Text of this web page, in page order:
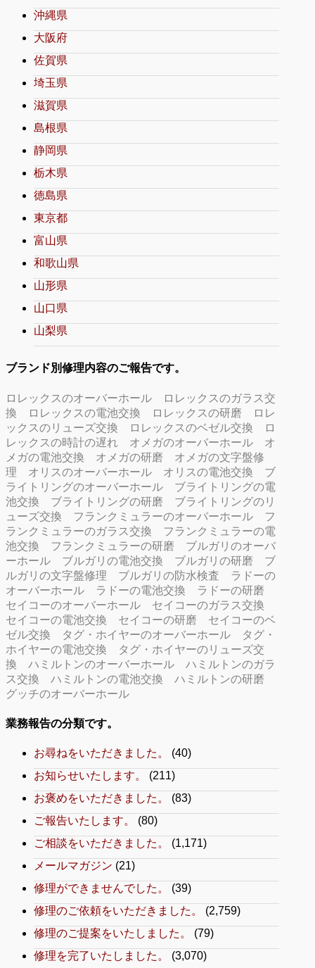
沖縄県
大阪府
佐賀県
埼玉県
滋賀県
島根県
静岡県
栃木県
徳島県
東京都
富山県
和歌山県
山形県
山口県
山梨県
ブランド別修理内容のご報告です。
ロレックスのオーバーホール
ロレックスのガラス交
換
ロレックスの電池交換 ロレックスの研磨
ロレ
ックスのリューズ交換
ロレックスのベゼル交換
ロ
レックスの時計の遅れ
オメガのオーバーホール
オ
メガの電池交換
オメガの研磨
オメガの文字盤修
理
オリスのオーバーホール オリスの電池交換
ブ
ライトリングのオーバーホール
ブライトリングの電
池交換
ブライトリングの研磨
ブライトリングのリ
ューズ交換
フランクミュラーのオーバーホール
フ
ランクミュラーのガラス交換
フランクミュラーの電
池交換
フランクミュラーの研磨
ブルガリのオーバ
ーホール
ブルガリの電池交換 ブルガリの研磨
ブ
ルガリの文字盤修理
ブルガリの防水検査
ラドーの
オーバーホール
ラドーの電池交換
ラドーの研磨
セイコーのオーバーホール
セイコーのガラス交換
セイコーの電池交換
セイコーの研磨
セイコーのベ
ゼル交換
タグ・ホイヤーのオーバーホール
タグ・
ホイヤーの電池交換
タグ・ホイヤーのリューズ交
換
ハミルトンのオーバーホール
ハミルトンのガラ
ス交換
ハミルトンの電池交換
ハミルトンの研磨
グッチのオーバーホール
業務報告の分類です。
お尋ねをいただきました。
(40)
お知らせいたします。
(211)
お褒めをいただきました。
(83)
ご報告いたします。
(80)
ご相談をいただきました。
(1,171)
メールマガジン (21)
修理ができませんでした。
(39)
修理のご依頼をいただきました。
(2,759)
修理のご提案をいたしました。
(79)
修理を完了いたしました。
(3,070)